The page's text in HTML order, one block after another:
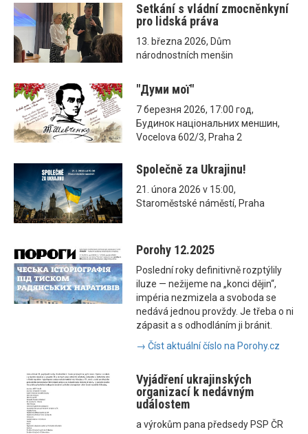
Setkání s vládní zmocněnkyní
pro lidská práva
13. března 2026, Dům
národnostních menšin
"Думи мої"
7 березня 2026, 17:00 год,
Будинок національних меншин,
Vocelova 602/3, Praha 2
Společně za Ukrajinu!
21. února 2026 v 15:00,
Staroměstské náměstí, Praha
Porohy 12.2025
Poslední roky definitivně rozptýlily
iluze — nežijeme na „konci dějin“,
impéria nezmizela a svoboda se
nedává jednou provždy. Je třeba o ni
zápasit a s odhodláním ji bránit.
→ Číst aktuální číslo na Porohy.cz
Vyjádření ukrajinských
organizací k nedávným
událostem
a výrokům pana předsedy PSP ČR